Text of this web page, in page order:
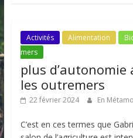
Activités Alimentation
mers
plus
les outremers
22 février 2024 En
C’est en ces termes que